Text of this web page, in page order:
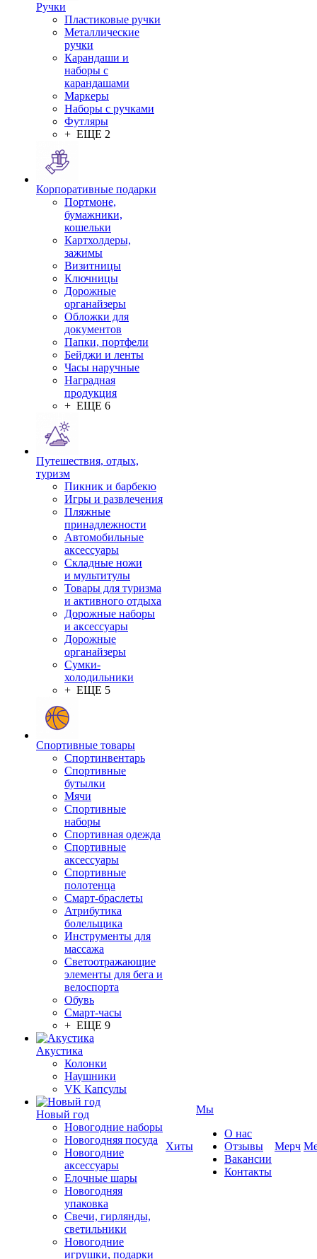
Ручки
Пластиковые ручки
Металлические
ручки
Карандаши и
наборы с
карандашами
Маркеры
Наборы с ручками
Футляры
+ ЕЩЕ 2
Корпоративные подарки
Портмоне,
бумажники,
кошельки
Картхолдеры,
зажимы
Визитницы
Ключницы
Дорожные
органайзеры
Обложки для
документов
Папки, портфели
Бейджи и ленты
Часы наручные
Наградная
продукция
+ ЕЩЕ 6
Путешествия, отдых,
туризм
Пикник и барбекю
Игры и развлечения
Пляжные
принадлежности
Автомобильные
аксессуары
Складные ножи
и мультитулы
Товары для туризма
и активного отдыха
Дорожные наборы
и аксессуары
Дорожные
органайзеры
Сумки-
холодильники
+ ЕЩЕ 5
Спортивные товары
Спортинвентарь
Спортивные
бутылки
Мячи
Спортивные
наборы
Спортивная одежда
Спортивные
аксессуары
Спортивные
полотенца
Смарт-браслеты
Атрибутика
болельщика
Инструменты для
массажа
Светоотражающие
элементы для бега и
велоспорта
Обувь
Смарт-часы
+ ЕЩЕ 9
Акустика
Колонки
Наушники
VK Капсулы
Новый год
Новогодние наборы
Новогодняя посуда
Новогодние
аксессуары
Елочные шары
Новогодняя
упаковка
Свечи, гирлянды,
светильники
Новогодние
игрушки, подарки
Хиты
Мы
О нас
Отзывы
Вакансии
Контакты
Мерч